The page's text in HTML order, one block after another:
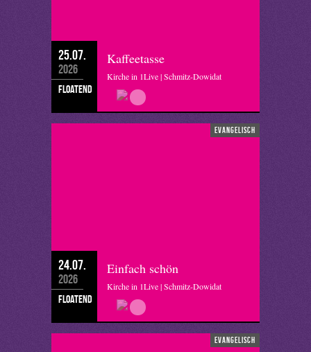
25.07.
2026
floatend
Kaffeetasse
Kirche in 1Live | Schmitz-Dowidat
evangelisch
24.07.
2026
floatend
Einfach schön
Kirche in 1Live | Schmitz-Dowidat
evangelisch